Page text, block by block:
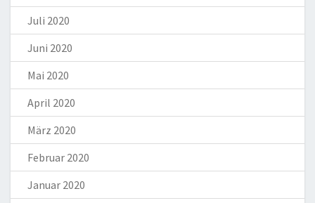
Juli 2020
Juni 2020
Mai 2020
April 2020
März 2020
Februar 2020
Januar 2020